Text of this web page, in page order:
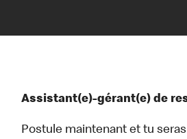
Assistant(e)-gérant(e) de
Postule maintenant et tu seras